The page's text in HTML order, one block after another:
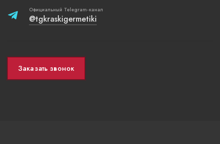
Официальный Telegram-канал
@tgkraskigermetiki
Заказать звонок